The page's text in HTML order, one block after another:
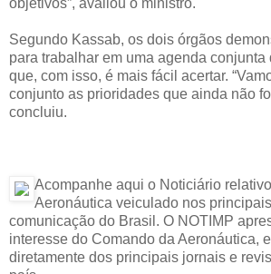
Segundo Kassab, os dois órgãos
para trabalhar em uma agenda
que, com isso, é mais fácil acertar.
conjunto as prioridades que ainda não
concluiu.
Acompanhe aqui o Noticiário
Aeronáutica veiculado nos
comunicação do Brasil. O NOTIMP
interesse do Comando da Aeronáutica,
diretamente dos principais jornais e